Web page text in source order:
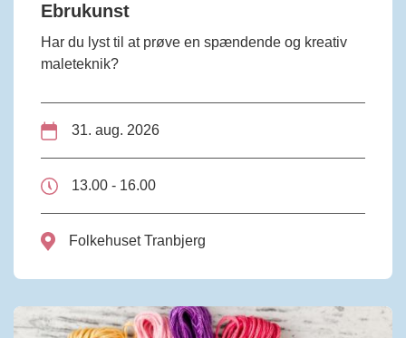
Ebrukunst
Har du lyst til at prøve en spændende og kreativ
maleteknik?
31. aug. 2026
13.00 - 16.00
Folkehuset Tranbjerg